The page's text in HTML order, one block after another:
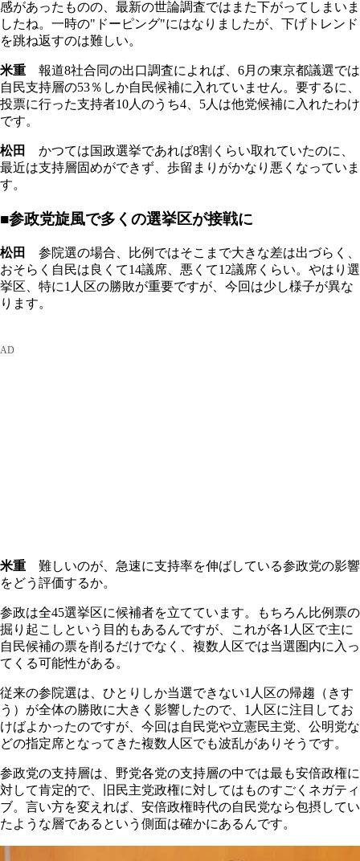
感があったものの、最新の世論調査ではまた下がってしまいま
したね。一時の"ドーピング"にはなりましたが、下げトレンド
を跳ね返すのは難しい。
米重 報道8社合同の出口調査によれば、6月の東京都議選では
自民支持層の53％しか自民候補に入れていません。要するに、
投票に行った支持者10人のうち4、5人は他党候補に入れたわけ
です。
松田
かつては国政選挙であれば8割くらい取れていたのに、
最近は支持層固めができず、歩留まりがかなり悪くなっていま
す。
■参政党旋風で多くの選挙区が接戦に
松田
参院選の場合、比例ではそこまで大きな差は出づらく、
おそらく自民は良くて14議席、悪くて12議席くらい。やはり選
挙区、特に1人区の勝敗が重要ですが、今回は少し様子が異な
ります。
米重 難しいのが、急速に支持率を伸ばしている参政党の影響
をどう評価するか。
参政は全45選挙区に候補者を立てています。もちろん比例票の
掘り起こしという目的もあるんですが、これが各1人区で主に
自民候補の票を削るだけでなく、複数人区では当選圏内に入っ
てくる可能性がある。
従来の参院選は、ひとりしか当選できない1人区の帰趨（きす
う）が全体の勝敗に大きく影響したので、1人区に注目してお
けばよかったのですが、今回は自民党や立憲民主党、公明党な
どの指定席となってきた複数人区でも波乱がありそうです。
参政党の支持層は、野党各党の支持層の中では最も安倍政権に
対して肯定的で、旧民主党政権に対してはものすごくネガティ
ブ。言い方を変えれば、安倍政権時代の自民党なら包摂してい
たような層であるという側面は確かにあるんです。